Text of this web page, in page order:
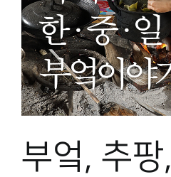
민속 인사이드
원문보기 PDF
부엌, 추팡,